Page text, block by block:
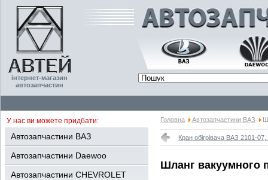
інтернет-магазин
автозапчастин
У нас ви можете придбати:
Автозапчастини ВАЗ
Автозапчастини Daewoo
Автозапчастини CHEVROLET
Головна Автозапчастини ВАЗ
Кран обігрівача ВАЗ 2101-
Шланг вакуумного